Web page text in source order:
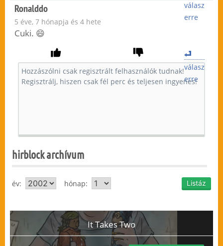
válasz
erre
Ronalddo
5 éve, 7 hónapja és 4 hete
Cuki. 😄
válasz
erre
hirblock archívum
év: hónap:
It Takes Two